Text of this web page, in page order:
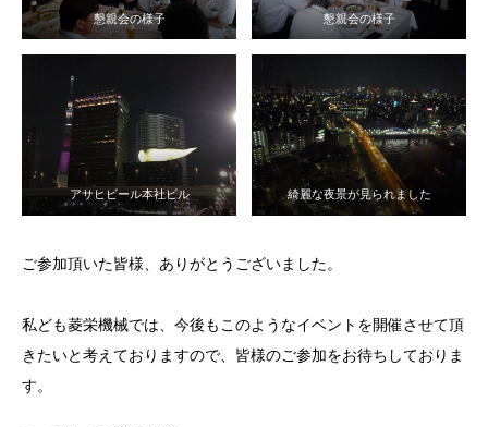
懇親会の様子 懇親会の様子
アサヒビール本社ビル 綺麗な夜景が見られました
ご参加頂いた皆様、ありがとうございました。
私ども菱栄機械では、今後もこのようなイベントを開催させて頂
きたいと考えておりますので、皆様のご参加をお待ちしておりま
す。